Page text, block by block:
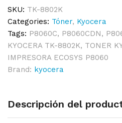
quantity
SKU: TK-8802K
Categories: Tóner, Kyocera
Tags: P8060C, P8060CDN,
KYOCERA TK-8802K, TONER
IMPRESORA ECOSYS P8060
Brand: kyocera
Descripción del